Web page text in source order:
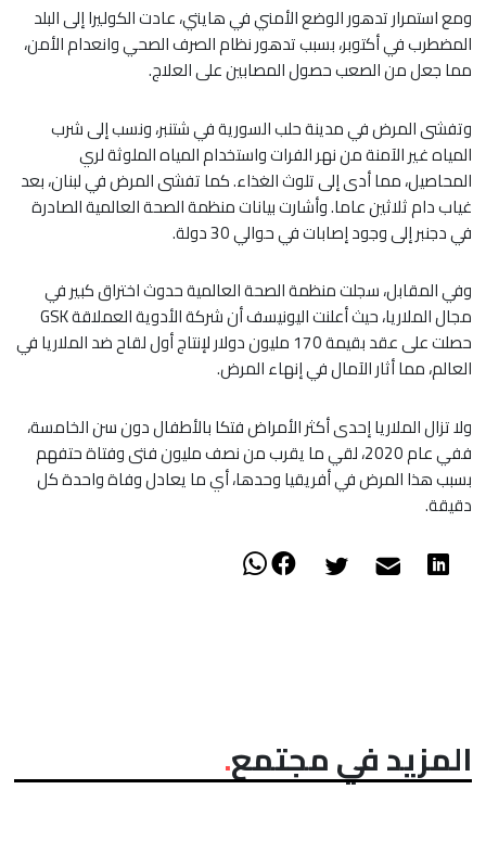
ومع استمرار تدهور الوضع الأمني في هايتي، عادت الكوليرا إلى البلد
المضطرب في أكتوبر، بسبب تدهور نظام الصرف الصحي وانعدام الأمن،
مما جعل من الصعب حصول المصابين على العلاج.
وتفشى المرض في مدينة حلب السورية في شتنبر، ونسب إلى شرب
المياه غير الآمنة من نهر الفرات واستخدام المياه الملوثة لري
المحاصيل، مما أدى إلى تلوث الغذاء. كما تفشى المرض في لبنان، بعد
غياب دام ثلاثين عاما. وأشارت بيانات منظمة الصحة العالمية الصادرة
في دجنبر إلى وجود إصابات في حوالي 30 دولة.
وفي المقابل، سجلت منظمة الصحة العالمية حدوث اختراق كبير في
مجال الملاريا، حيث أعلنت اليونيسف أن شركة الأدوية العملاقة GSK
حصلت على عقد بقيمة 170 مليون دولار لإنتاج أول لقاح ضد الملاريا في
العالم، مما أثار الآمال في إنهاء المرض.
ولا تزال الملاريا إحدى أكثر الأمراض فتكا بالأطفال دون سن الخامسة،
ففي عام 2020، لقي ما يقرب من نصف مليون فتى وفتاة حتفهم
بسبب هذا المرض في أفريقيا وحدها، أي ما يعادل وفاة واحدة كل
دقيقة.
المزيد في مجتمع